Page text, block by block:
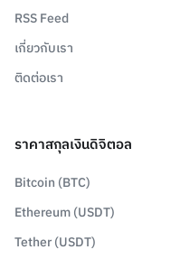
RSS Feed
เกี่ยวกับเรา
ติดต่อเรา
ราคาสกุลเงินดิจิตอล
Bitcoin (BTC)
Ethereum (USDT)
Tether (USDT)